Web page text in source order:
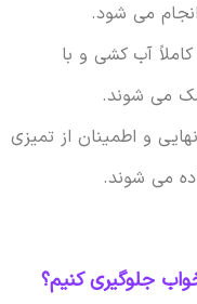
می شود.
آب کشی و با
می شوند.
و اطمینان از تمیزی
می شوند.
جلوگیری کنیم؟